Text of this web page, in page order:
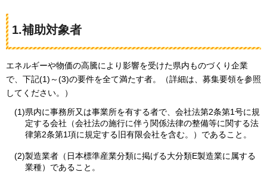
1.補助対象者
エネルギーや物価の高騰により影響を受けた県内ものづくり企業
で、下記(1)～(3)の要件を全て満たす者。（詳細は、募集要領を参照
してください。）
(1)県内に事務所又は事業所を有する者で、会社法第2条第1号に規
定する会社（会社法の施行に伴う関係法律の整備等に関する法
律第2条第1項に規定する旧有限会社を含む。）であること。
(2)製造業者（日本標準産業分類に掲げる大分類E製造業に属する
業種）であること。